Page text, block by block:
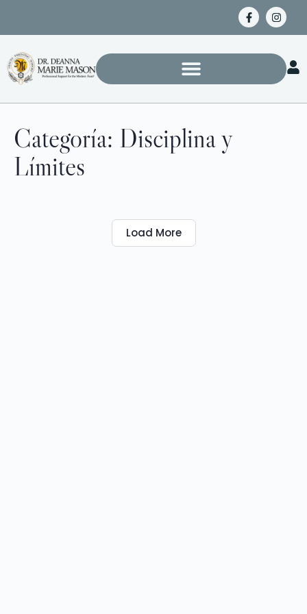
Categoría: Disciplina y
Límites
Load More